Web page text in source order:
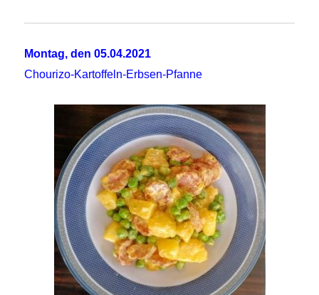
Montag, den 05.04.2021
Chourizo-Kartoffeln-Erbsen-Pfanne